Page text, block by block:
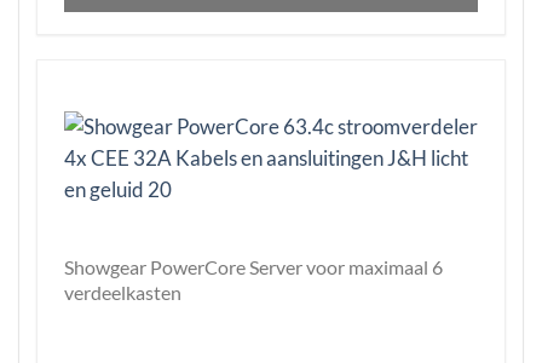
Showgear PowerCore Server voor maximaal 6
verdeelkasten